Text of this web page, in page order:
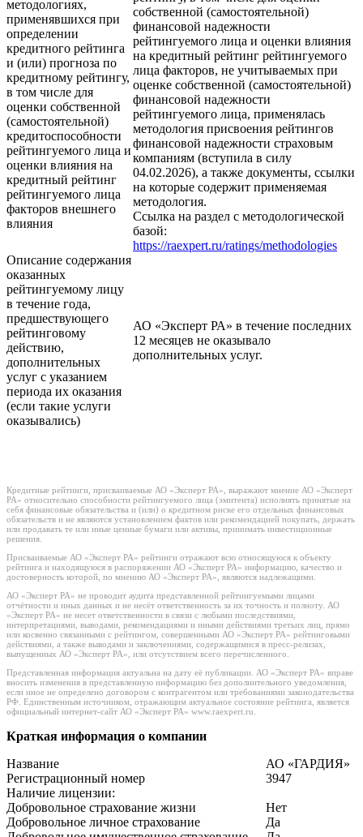
методологиях,
применявшихся при
определении
кредитного рейтинга
и (или) прогноза по
кредитному рейтингу,
в том числе для
оценки собственной
(самостоятельной)
кредитоспособности
рейтингуемого лица и
оценки влияния на
кредитный рейтинг
рейтингуемого лица
факторов внешнего
влияния
собственной (самостоятельной)
финансовой надежности
рейтингуемого лица и оценки влияния
на кредитный рейтинг рейтингуемого
лица факторов, не учитываемых при
оценке собственной (самостоятельной)
финансовой надежности
рейтингуемого лица, применялась
методология присвоения рейтингов
финансовой надежности страховым
компаниям (вступила в силу
04.02.2026), а также документы, ссылки
на которые содержит применяемая
методология.
Ссылка на раздел с методологической
базой:
https://raexpert.ru/ratings/methodologies
Описание содержания
оказанных
рейтингуемому лицу
в течение года,
предшествующего
рейтинговому
действию,
дополнительных
услуг с указанием
периода их оказания
(если такие услуги
оказывались)
АО «Эксперт РА» в течение последних
12 месяцев не оказывало
дополнительных услуг.
Кредитные рейтинги, присваиваемые АО «Эксперт РА», выражают мнение АО «Эксперт
РА» относительно способности рейтингуемого лица (эмитента) исполнять принятые на
себя финансовые обязательства и (или) о кредитном риске его отдельных финансовых
обязательств и не являются установлением фактов или рекомендацией покупать, держать
или продавать те или иные ценные бумаги или активы, принимать инвестиционные
решения.
Присваиваемые АО «Эксперт РА» рейтинги отражают всю относящуюся к объекту
рейтинга и находящуюся в распоряжении АО «Эксперт РА» информацию, качество и
достоверность которой, по мнению АО «Эксперт РА», являются надлежащими.
АО «Эксперт РА» не проводит аудита представленной рейтингуемыми лицами
отчётности и иных данных и не несёт ответственность за их точность и полноту. АО
«Эксперт РА» не несет ответственности в связи с любыми последствиями,
интерпретациями, выводами, рекомендациями и иными действиями третьих лиц, прямо
или косвенно связанными с рейтингом, совершенными АО «Эксперт РА» рейтинговыми
действиями, а также выводами и заключениями, содержащимися в пресс-релизах,
выпущенных АО «Эксперт РА», или отсутствием всего перечисленного.
Представленная информация актуальна на дату её публикации. АО «Эксперт РА» вправе
вносить изменения в представленную информацию без дополнительного уведомления,
если иное не определено договором с контрагентом или требованиями законодательства
РФ. Единственным источником, отражающим актуальное состояние рейтинга, является
официальный интернет-сайт АО «Эксперт РА» www.raexpert.ru.
Краткая информация о компании
Название
АО «ГАРДИЯ»
Регистрационный номер
3947
Наличие лицензии:
Добровольное страхование жизни
Нет
Добровольное личное страхование
Да